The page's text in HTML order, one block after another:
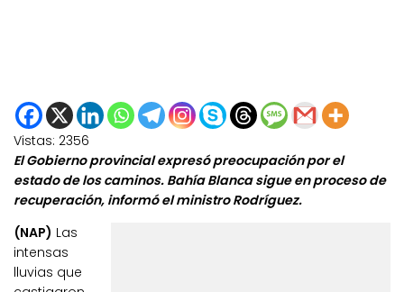
Vistas: 2356
El Gobierno provincial expresó preocupación por el
estado de los caminos. Bahía Blanca sigue en proceso de
recuperación, informó el ministro Rodríguez.
(NAP) Las
intensas
lluvias que